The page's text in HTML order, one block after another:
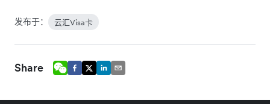
发布于： 云汇Visa卡
Share